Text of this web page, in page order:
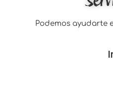
Podemos ayudarte